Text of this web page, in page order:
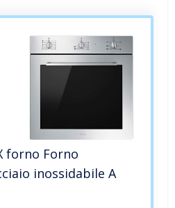
forno Forno
inossidabile A